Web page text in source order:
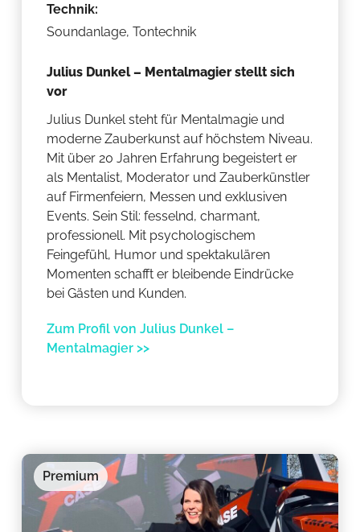
Technik:
Soundanlage, Tontechnik
Julius Dunkel – Mentalmagier stellt sich
vor
Julius Dunkel steht für Mentalmagie und
moderne Zauberkunst auf höchstem Niveau.
Mit über 20 Jahren Erfahrung begeistert er
als Mentalist, Moderator und Zauberkünstler
auf Firmenfeiern, Messen und exklusiven
Events. Sein Stil: fesselnd, charmant,
professionell. Mit psychologischem
Feingefühl, Humor und spektakulären
Momenten schafft er bleibende Eindrücke
bei Gästen und Kunden.
Zum Profil von Julius Dunkel –
Mentalmagier >>
Premium